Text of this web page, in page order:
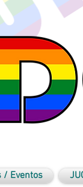
/ Eventos